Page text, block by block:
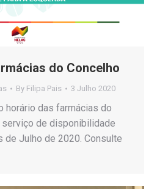
do Concelho
By Filipa Pais 3 Julho 2020
horário das farmácias do
de disponibilidade
de Julho de 2020. Consulte